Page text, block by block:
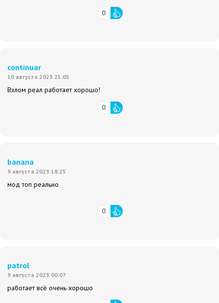
0
continuar
10 августа 2023 21:05
Взлом реал работает хорошо!
0
banana
9 августа 2023 18:25
мод топ реально
0
patrol
9 августа 2023 00:07
работает всё очень хорошо